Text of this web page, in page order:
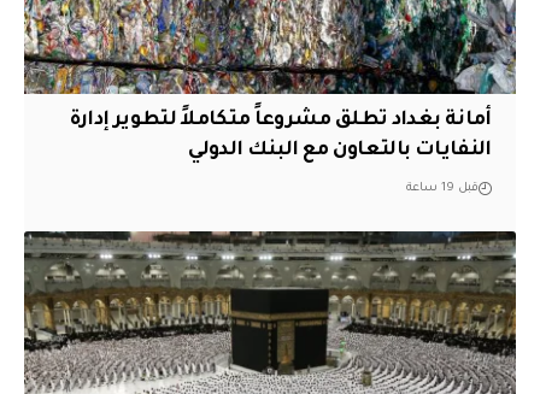
أمانة بغداد تطلق مشروعاً متكاملاً لتطوير إدارة
النفايات بالتعاون مع البنك الدولي
قبل 19 ساعة